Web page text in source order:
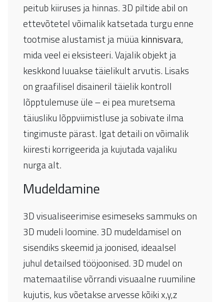
peitub kiiruses ja hinnas. 3D piltide abil on
ettevõtetel võimalik katsetada turgu enne
tootmise alustamist ja müüakinnisvara,
mida veel ei eksisteeri. Vajalik objekt ja
keskkond luuakse täielikult arvutis. Lisaks
on graafilisel disaineril täielik kontroll
lõpptulemuse üle – ei pea muretsema
täiusliku lõppviimistluse ja sobivate ilma
tingimuste pärast. Igat detaili on võimalik
kiiresti korrigeerida ja kujutada vajaliku
nurga alt.
Mudeldamine
3D visualiseerimise esimeseks sammuks on
3D mudeli loomine. 3D mudeldamisel on
sisendiks skeemid ja joonised, ideaalsel
juhul detailsed tööjoonised. 3D mudel on
matemaatilise võrrandi visuaalne ruumiline
kujutis, kus võetakse arvesse kõiki x,y,z